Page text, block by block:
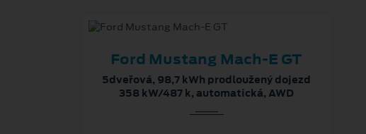
Ford Mustang Mach-E GT
5dveřová, 98,7 kWh prodloužený dojezd
358 kW/487 k, automatická, AWD